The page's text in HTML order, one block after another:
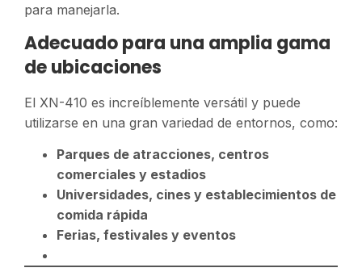
para manejarla.
Adecuado para una amplia gama
de ubicaciones
El XN-410 es increíblemente versátil y puede
utilizarse en una gran variedad de entornos, como:
Parques de atracciones, centros
comerciales y estadios
Universidades, cines y establecimientos de
comida rápida
Ferias, festivales y eventos